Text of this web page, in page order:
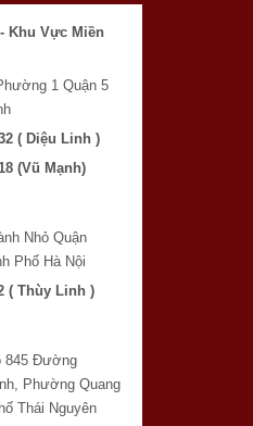
Khu Vực Miền
1 Quận 5
( Diệu Linh )
(Vũ Mạnh)
Nhỏ Quận
Phố Hà Nội
( Thùy Linh )
845 Đường
Phường Quang
Thái Nguyên